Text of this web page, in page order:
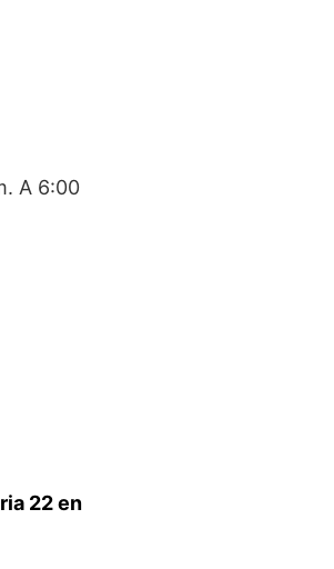
A 6:00
22 en